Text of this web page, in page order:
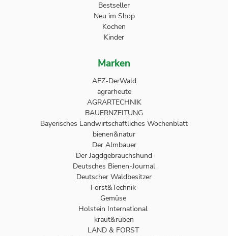
Bestseller
Neu im Shop
Kochen
Kinder
Marken
AFZ-DerWald
agrarheute
AGRARTECHNIK
BAUERNZEITUNG
Bayerisches Landwirtschaftliches Wochenblatt
bienen&natur
Der Almbauer
Der Jagdgebrauchshund
Deutsches Bienen-Journal
Deutscher Waldbesitzer
Forst&Technik
Gemüse
Holstein International
kraut&rüben
LAND & FORST